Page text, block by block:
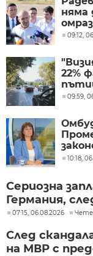
няма
09:12,
22%
09:59,
10:18,
Сериозна
Германия,
07:15, 06.08.2026 Чете
След
на МВР с